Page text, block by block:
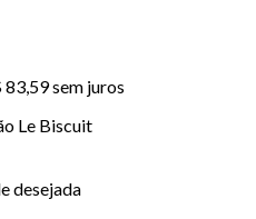
83,59 sem juros
Le Biscuit
desejada